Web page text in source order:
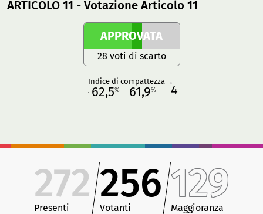
ARTICOLO 11 - Votazione Articolo 11
APPROVATA
28 voti di scarto
Indice di compattezza
62,5% 61,9% 4
272
Presenti
256
Votanti
129
Maggioranza